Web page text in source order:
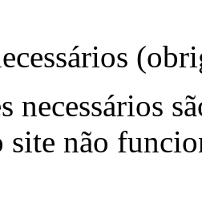
necessários
site não